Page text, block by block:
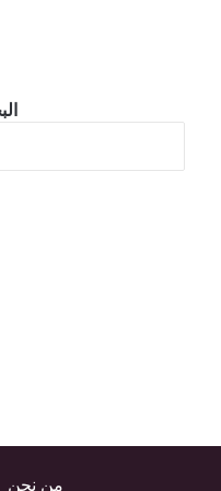
من نحن